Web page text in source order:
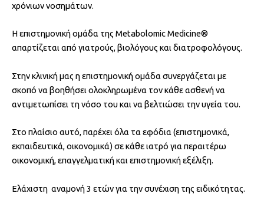
χρόνιων νοσημάτων.
Η επιστημονική ομάδα της Metabolomic Medicine®
απαρτίζεται από γιατρούς, βιολόγους και διατροφολόγους.
Στην κλινική μας η επιστημονική ομάδα συνεργάζεται με
σκοπό να βοηθήσει ολοκληρωμένα τον κάθε ασθενή να
αντιμετωπίσει τη νόσο του και να βελτιώσει την υγεία του.
Στο πλαίσιο αυτό, παρέχει όλα τα εφόδια (επιστημονικά,
εκπαιδευτικά, οικονομικά) σε κάθε ιατρό για περαιτέρω
οικονομική, επαγγελματική και επιστημονική εξέλιξη.
Ελάχιστη αναμονή 3 ετών για την συνέχιση της ειδικότητας.